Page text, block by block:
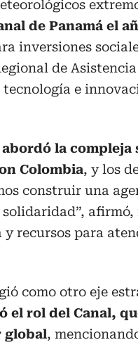
de Panamá el
inversiones
de
e
la compleja
Colombia, y los
construir una
afirmó,
recursos para
como otro eje
el rol del Canal,
global,